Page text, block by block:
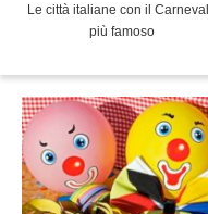
Le città italiane con il
più famoso